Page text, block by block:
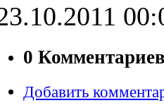
0
Добавить